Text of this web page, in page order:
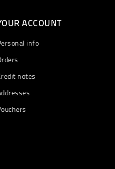
ACCOUNT
info
notes